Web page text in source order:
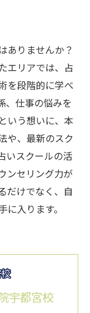
ありませんか？
エリアでは、占
を段階的に学べ
、仕事の悩みを
いう想いに、本
や、最新のスク
いスクールの活
ンセリング力が
だけでなく、自
入ります。
宇都宮校